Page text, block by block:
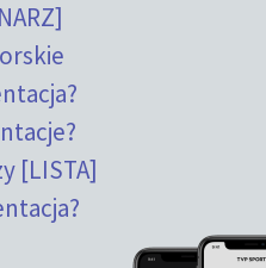
[LISTA]